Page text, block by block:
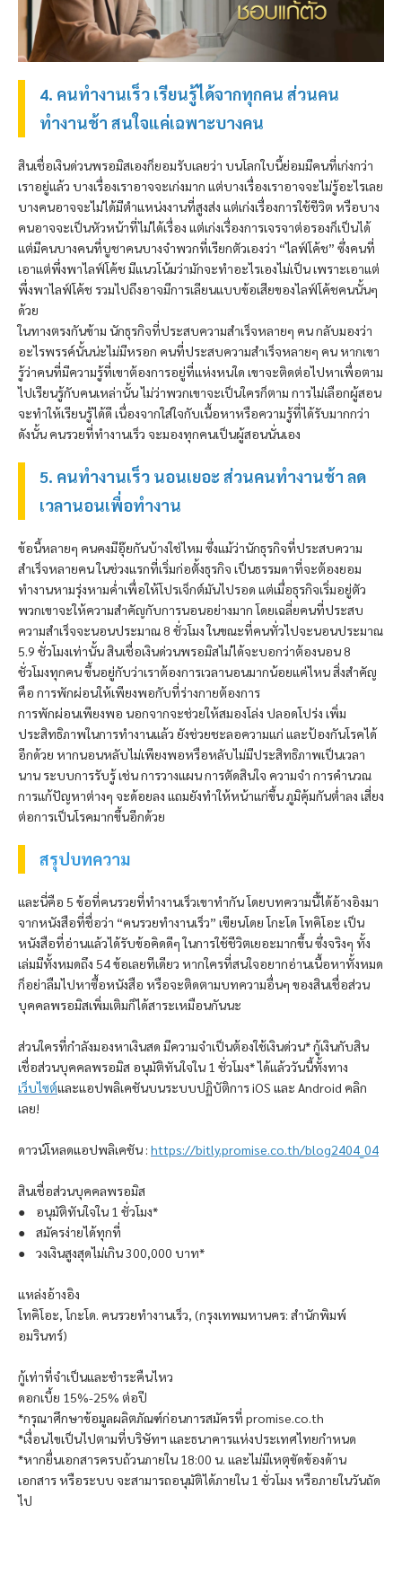
4. คนทำงานเร็ว เรียนรู้ได้จากทุกคน ส่วนคน
ทำงานช้า สนใจแค่เฉพาะบางคน
สินเชื่อเงินด่วนพรอมิสเองก็ยอมรับเลยว่า บนโลกใบนี้ย่อมมีคนที่เก่งกว่า
เราอยู่แล้ว บางเรื่องเราอาจจะเก่งมาก แต่บางเรื่องเราอาจจะไม่รู้อะไรเลย
บางคนอาจจะไม่ได้มีตำแหน่งงานที่สูงส่ง แต่เก่งเรื่องการใช้ชีวิต หรือบาง
คนอาจจะเป็นหัวหน้าที่ไม่ได้เรื่อง แต่เก่งเรื่องการเจรจาต่อรองก็เป็นได้
แต่มีคนบางคนที่บูชาคนบางจำพวกที่เรียกตัวเองว่า “ไลฟ์โค้ช” ซึ่งคนที่
เอาแต่พึ่งพาไลฟ์โค้ช มีแนวโน้มว่ามักจะทำอะไรเองไม่เป็น เพราะเอาแต่
พึ่งพาไลฟ์โค้ช รวมไปถึงอาจมีการเลียนแบบข้อเสียของไลฟ์โค้ชคนนั้นๆ
ด้วย
ในทางตรงกันข้าม นักธุรกิจที่ประสบความสำเร็จหลายๆ คน กลับมองว่า
อะไรพรรค์นั้นน่ะไม่มีหรอก คนที่ประสบความสำเร็จหลายๆ คน หากเขา
รู้ว่าคนที่มีความรู้ที่เขาต้องการอยู่ที่แห่งหนใด เขาจะติดต่อไปหาเพื่อตาม
ไปเรียนรู้กับคนเหล่านั้น ไม่ว่าพวกเขาจะเป็นใครก็ตาม การไม่เลือกผู้สอน
จะทำให้เรียนรู้ได้ดี เนื่องจากใส่ใจกับเนื้อหาหรือความรู้ที่ได้รับมากกว่า
ดังนั้น คนรวยที่ทำงานเร็ว จะมองทุกคนเป็นผู้สอนนั่นเอง
5. คนทำงานเร็ว นอนเยอะ ส่วนคนทำงานช้า ลด
เวลานอนเพื่อทำงาน
ข้อนี้หลายๆ คนคงมีอุ๊ยกันบ้างใช่ไหม ซึ่งแม้ว่านักธุรกิจที่ประสบความ
สำเร็จหลายคน ในช่วงแรกที่เริ่มก่อตั้งธุรกิจ เป็นธรรมดาที่จะต้องยอม
ทำงานหามรุ่งหามค่ำเพื่อให้โปรเจ็กต์มันไปรอด แต่เมื่อธุรกิจเริ่มอยู่ตัว
พวกเขาจะให้ความสำคัญกับการนอนอย่างมาก โดยเฉลี่ยคนที่ประสบ
ความสำเร็จจะนอนประมาณ 8 ชั่วโมง ในขณะที่คนทั่วไปจะนอนประมาณ
5.9 ชั่วโมงเท่านั้น สินเชื่อเงินด่วนพรอมิสไม่ได้จะบอกว่าต้องนอน 8
ชั่วโมงทุกคน ขึ้นอยู่กับว่าเราต้องการเวลานอนมากน้อยแค่ไหน สิ่งสำคัญ
คือ การพักผ่อนให้เพียงพอกับที่ร่างกายต้องการ
การพักผ่อนเพียงพอ นอกจากจะช่วยให้สมองโล่ง ปลอดโปร่ง เพิ่ม
ประสิทธิภาพในการทำงานแล้ว ยังช่วยชะลอความแก่ และป้องกันโรคได้
อีกด้วย หากนอนหลับไม่เพียงพอหรือหลับไม่มีประสิทธิภาพเป็นเวลา
นาน ระบบการรับรู้ เช่น การวางแผน การตัดสินใจ ความจำ การคำนวณ
การแก้ปัญหาต่างๆ จะด้อยลง แถมยังทำให้หน้าแก่ขึ้น ภูมิคุ้มกันต่ำลง เสี่ยง
ต่อการเป็นโรคมากขึ้นอีกด้วย
สรุปบทความ
และนี่คือ 5 ข้อที่คนรวยที่ทำงานเร็วเขาทำกัน โดยบทความนี้ได้อ้างอิงมา
จากหนังสือที่ชื่อว่า “คนรวยทำงานเร็ว” เขียนโดย โกะโด โทคิโอะ เป็น
หนังสือที่อ่านแล้วได้รับข้อคิดดีๆ ในการใช้ชีวิตเยอะมากขึ้น ซึ่งจริงๆ ทั้ง
เล่มมีทั้งหมดถึง 54 ข้อเลยทีเดียว หากใครที่สนใจอยากอ่านเนื้อหาทั้งหมด
ก็อย่าลืมไปหาซื้อหนังสือ หรือจะติดตามบทความอื่นๆ ของสินเชื่อส่วน
บุคคลพรอมิสเพิ่มเติมก็ได้สาระเหมือนกันนะ
ส่วนใครที่กำลังมองหาเงินสด มีความจำเป็นต้องใช้เงินด่วน* กู้เงินกับสิน
เชื่อส่วนบุคคลพรอมิส อนุมัติทันใจใน 1 ชั่วโมง* ได้แล้ววันนี้ทั้งทาง
เว็บไซต์และแอปพลิเคชันบนระบบปฏิบัติการ iOS และ Android คลิก
เลย!
ดาวน์โหลดแอปพลิเคชัน : https://bitly.promise.co.th/blog2404_04
สินเชื่อส่วนบุคคลพรอมิส
● อนุมัติทันใจใน 1 ชั่วโมง*
● สมัครง่ายได้ทุกที่
● วงเงินสูงสุดไม่เกิน 300,000 บาท*
แหล่งอ้างอิง
โทคิโอะ, โกะโด. คนรวยทำงานเร็ว, (กรุงเทพมหานคร: สำนักพิมพ์
อมรินทร์)
กู้เท่าที่จำเป็นและชำระคืนไหว
ดอกเบี้ย 15%-25% ต่อปี
*กรุณาศึกษาข้อมูลผลิตภัณฑ์ก่อนการสมัครที่ promise.co.th
*เงื่อนไขเป็นไปตามที่บริษัทฯ และธนาคารแห่งประเทศไทยกำหนด
*หากยื่นเอกสารครบถ้วนภายใน 18:00 น. และไม่มีเหตุขัดข้องด้าน
เอกสาร หรือระบบ จะสามารถอนุมัติได้ภายใน 1 ชั่วโมง หรือภายในวันถัด
ไป